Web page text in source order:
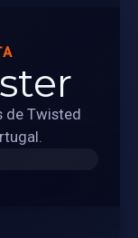
de Twisted